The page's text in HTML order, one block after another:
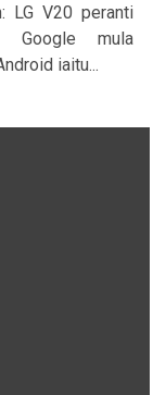
LG V20 peranti
Google mula
iaitu...